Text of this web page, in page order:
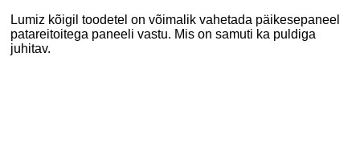
Lumiz kõigil toodetel on võimalik vahetada päikesepaneel
patareitoitega paneeli vastu. Mis on samuti ka puldiga
juhitav.